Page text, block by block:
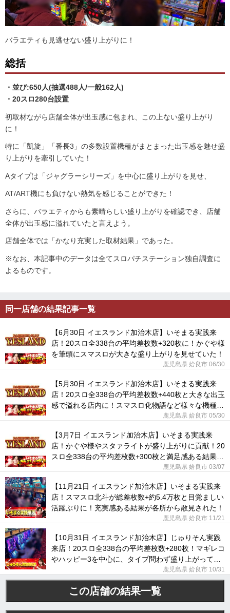
バラエティも見逃せない盛り上がりに！
総括
・並び:650人(抽選488人/一般162人)
・20スロ280台設置
初取材ながら店舗全体が出玉感に包まれ、この上ない盛り上がり
に！
特に「凱旋」「番長3」の多数設置機種がまとまった出玉感を魅せ盛
り上がりを牽引していた！
Aタイプは「ジャグラーシリーズ」を中心に盛り上がりを見せ、
AT/ART機にも負けない熱気を感じることができた！
さらに、バラエティからも素晴らしい盛り上がりを確認でき、店舗
全体が出玉感に溢れていたと言えよう。
店舗全体では「かなり充実した取材結果」であった。
※なお、本記事中のデータは全てスロパチステーション独自調査に
よるものです。
同一店舗の結果記事一覧
【6月30日 イエスランド加治木店】いそまる実践来
店！20スロ全338台の平均差枚数+320枚に！かぐや様
を筆頭にスマスロが大きな盛り上がりを見せていた！
鹿児島県 姶良市 06/30
【5月30日 イエスランド加治木店】いそまる実践来
店！20スロ全338台の平均差枚数+440枚と大きな出玉
感で溢れる店内に！スマスロ化物語など様々な機種が
鹿児島県 姶良市 05/30
【3月7日 イエスランド加治木店】いそまる実践来
店！かぐや様やスタァライトが盛り上がりに貢献！20
スロ全338台の平均差枚数+300枚と満足感ある結果と
鹿児島県 姶良市 03/07
【11月21日 イエスランド加治木店】いそまる実践来
店！スマスロ北斗が総差枚数+約5.4万枚と目覚ましい
活躍ぶりに！充実感ある結果が各所から散見された！
鹿児島県 姶良市 11/21
【10月31日 イエスランド加治木店】じゅりそん実践
来店！20スロ全338台の平均差枚数+280枚！マギレコ
やハッピー3を中心に、タイプ問わず盛り上がってい
鹿児島県 姶良市 10/31
この店舗の結果一覧